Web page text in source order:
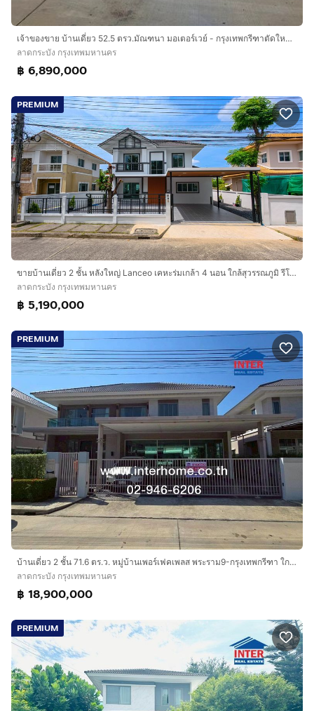
เจ้าของขาย บ้านเดี่ยว 52.5 ตรว.มัณฑนา มอเตอร์เวย์ - กรุงเทพกรีฑาตัดใหม่ ใกล้แอร์พอร์ทลิงค์
ลาดกระบัง กรุงเทพมหานคร
฿ 6,890,000
PREMIUM
ขายบ้านเดี่ยว 2 ชั้น หลังใหญ่ Lanceo เคหะร่มเกล้า 4 นอน ใกล้สุวรรณภูมิ รีโนเวทใหม่
ลาดกระบัง กรุงเทพมหานคร
฿ 5,190,000
PREMIUM
บ้านเดี่ยว 2 ชั้น 71.6 ตร.ว. หมู่บ้านเพอร์เฟคเพลส พระราม9-กรุงเทพกรีฑา ใกล้แยกราษฎร์พัฒนา15 แยก4 ถนนศรีนครินทร์-ร่มเกล้า ถนนพระราม9 ตัดใหม่
ลาดกระบัง กรุงเทพมหานคร
฿ 18,900,000
PREMIUM